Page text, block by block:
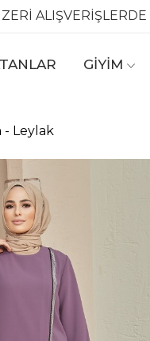
ALIŞVERİŞLERDE
GİYİM
Leylak